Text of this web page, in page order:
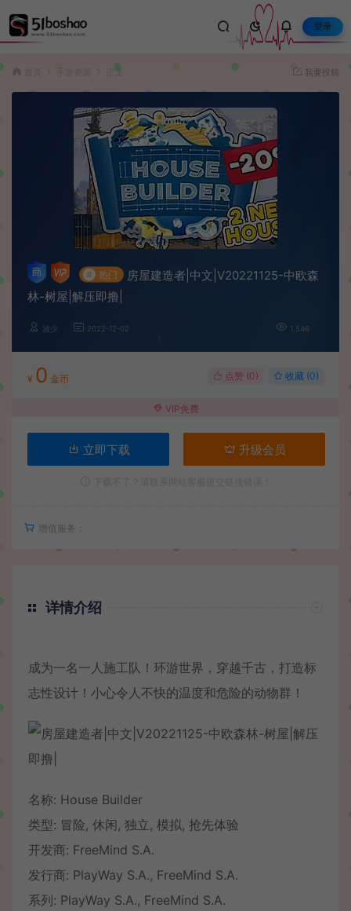
登录
手游资源 正文 我要投稿
# 热门
房屋建造者|中文|V20221125-中欧森
林-树屋|解压即撸|
波少 2022-12-02 1,546
¥ 0 金币 点赞 (0) 收藏 (0)
VIP免费
立即下载 升级会员
增值服务：
详情介绍
成为一名一人施工队！环游世界，穿越千古，打造标
志性设计！小心令人不快的温度和危险的动物群！
名称: House Builder
类型: 冒险, 休闲, 独立, 模拟, 抢先体验
开发商: FreeMind S.A.
发行商: PlayWay S.A., FreeMind S.A.
系列: PlayWay S.A., FreeMind S.A.